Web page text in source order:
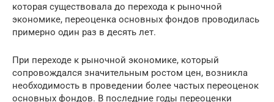
которая существовала до перехода к рыночной
экономике, переоценка основных фондов проводилась
примерно один раз в десять лет.
При переходе к рыночной экономике, который
сопровождался значительным ростом цен, возникла
необходимость в проведении более частых переоценок
основных фондов. В последние годы переоценки